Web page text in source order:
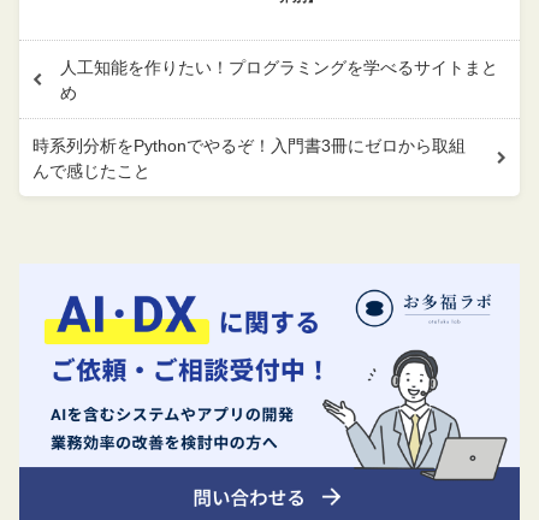
人工知能を作りたい！プログラミングを学べるサイトまと
め
時系列分析をPythonでやるぞ！入門書3冊にゼロから取組
んで感じたこと